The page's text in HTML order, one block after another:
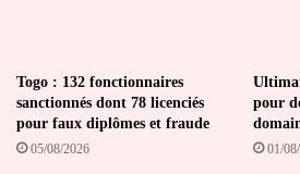
Togo : 132 fonctionnaires
sanctionnés dont 78 licenciés
pour faux diplômes et fraude
05/08/2026
pour
01/